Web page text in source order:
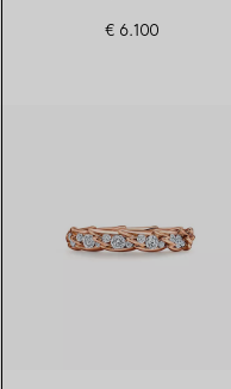
€ 6.100